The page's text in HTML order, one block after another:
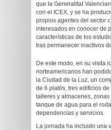
que la Generalitat
con el ICEX, y se ha
propios agentes del sector
interesados en conocer de
características de los
tras permanecer inactivos
De este modo, en su visita
norteamericanos han
la Ciudad de la Luz, un
de 6 platós, tres edificios
talleres y almacenes,
tanque de agua para el
dependencias y servicios.
La jornada ha incluido una